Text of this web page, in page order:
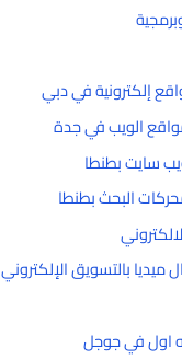
إلكترونية في دبي
الويب في جدة
سايت بطنطا
البحث بطنطا
ميديا بالتسويق الإلكتروني
اول في جوجل